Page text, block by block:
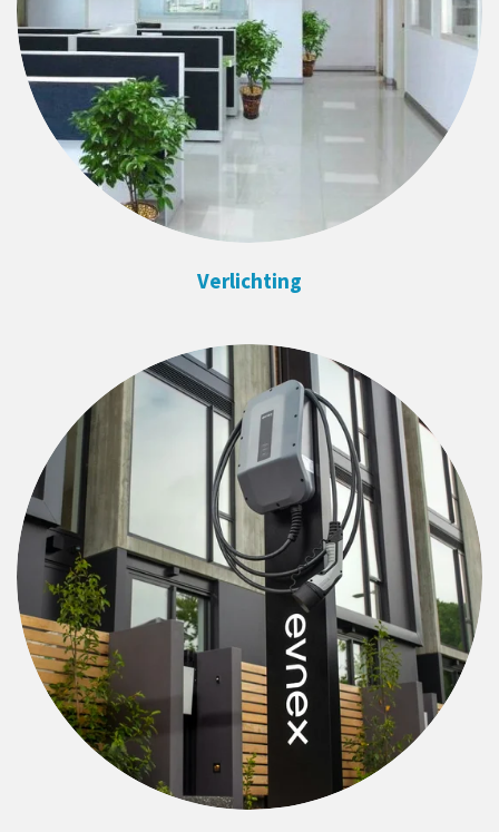
Verlichting